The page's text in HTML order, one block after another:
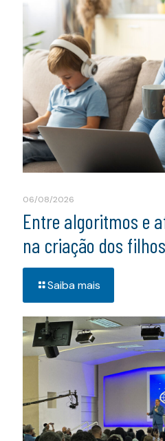
06/08/2026
Entre algoritmos e
na criação dos filhos
Saiba mais